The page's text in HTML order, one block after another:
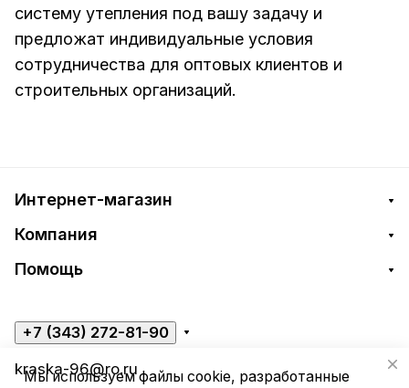
систему утепления под вашу задачу и
предложат индивидуальные условия
сотрудничества для оптовых клиентов и
строительных организаций.
Интернет-магазин
Компания
Помощь
+7 (343) 272-81-90
kraska-96@ro.ru
Мы используем файлы cookie, разработанные